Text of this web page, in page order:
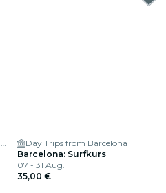
Hotel NH Collection Barcelona Gran Hotel Calderón
Day Trips from Barcelona
Barcelona: Surfkurs
07 - 31 Aug.
35,00 €